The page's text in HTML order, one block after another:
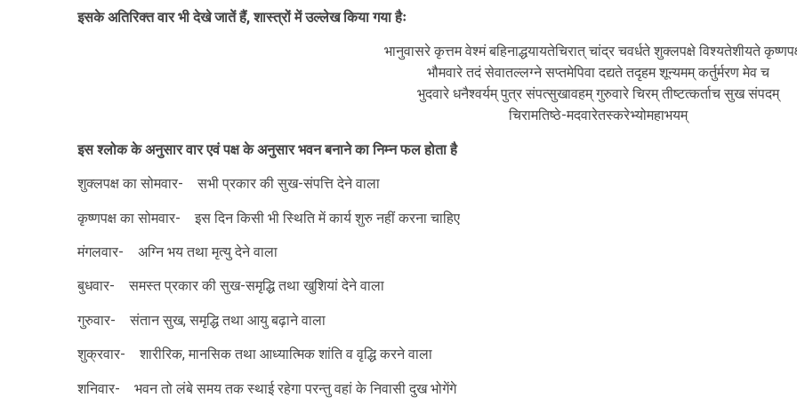
इसके अतिरिक्त वार भी देखे जातें हैं, शास्त्रों में उल्लेख किया गया हैः
भानुवासरे कृत्तम वेश्मं बहिनाद्धयायतेचिरात् चांद्र चवर्धते शुक्लपक्षे विश्यतेशीयते
भौमवारे तदं सेवातल्लग्ने सप्तमेपिवा दद्यते तदृहम शून्यमम् कर्तुर्मरण मेव च
भुदवारे धनैश्वर्यम् पुत्र संपत्सुखावहम् गुरुवारे चिरम् तीष्टत्कर्ताच सुख संपदम्
चिरामतिष्ठे-मदवारेतस्करेभ्योमहाभयम्
इस श्लोक के अनुसार वार एवं पक्ष के अनुसार भवन बनाने का निम्न फल होता है
शुक्लपक्ष का सोमवार- सभी प्रकार की सुख-संपत्ति देने वाला
कृष्णपक्ष का सोमवार- इस दिन किसी भी स्थिति में कार्य शुरु नहीं करना चाहिए
मंगलवार- अग्नि भय तथा मृत्यु देने वाला
बुधवार- समस्त प्रकार की सुख-समृद्धि तथा खुशियां देने वाला
गुरुवार- संतान सुख, समृद्धि तथा आयु बढ़ाने वाला
शुक्रवार- शारीरिक, मानसिक तथा आध्यात्मिक शांति व वृद्धि करने वाला
शनिवार- भवन तो लंबे समय तक स्थाई रहेगा परन्तु वहां के निवासी दुख भोगेंगे